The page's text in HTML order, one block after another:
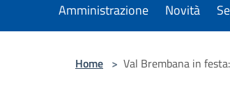
Amministrazione Novità
Home > Val Brembana in